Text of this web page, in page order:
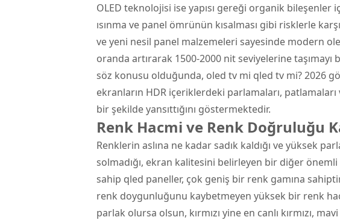
OLED teknolojisi ise yapısı gereği organik bileşenler
ısınma ve panel ömrünün kısalması gibi risklerle
ve yeni nesil panel malzemeleri sayesinde modern
oranda artırarak 1500-2000 nit seviyelerine taşımayı
söz konusu olduğunda, oled tv mi qled tv mi? 2026
ekranların HDR içeriklerdeki parlamaları,
bir şekilde yansıttığını göstermektedir.
Renk Hacmi ve Renk Doğruluğu
Renklerin aslına ne kadar sadık kaldığı ve yüksek
solmadığı, ekran kalitesini belirleyen bir diğer
sahip qled paneller, çok geniş bir renk gamına
renk doygunluğunu kaybetmeyen yüksek bir renk
parlak olursa olsun, kırmızı yine en canlı kırmızı,